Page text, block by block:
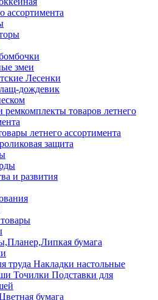
ассортимента
змеи
Лесенки
дождевик
ремкомплекты товаров летнего
летнего ассортимента
защита
и развития
бумага
труда Накладки настольные
Точилки Подставки для
бумага